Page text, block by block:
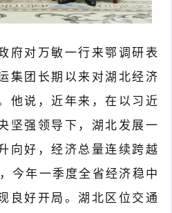
府对万敏一行来鄂调研表
集团长期以来对湖北经济
他说，近年来，在以习近
坚强领导下，湖北发展一
向好，经济总量连续跨越
今年一季度全省经济稳中
良好开局。湖北区位交通